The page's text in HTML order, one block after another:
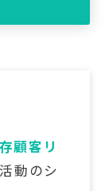
顧客リ
動のシ